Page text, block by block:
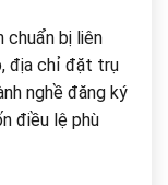
bị liên
địa chỉ đặt trụ
nghề đăng ký
điều lệ phù